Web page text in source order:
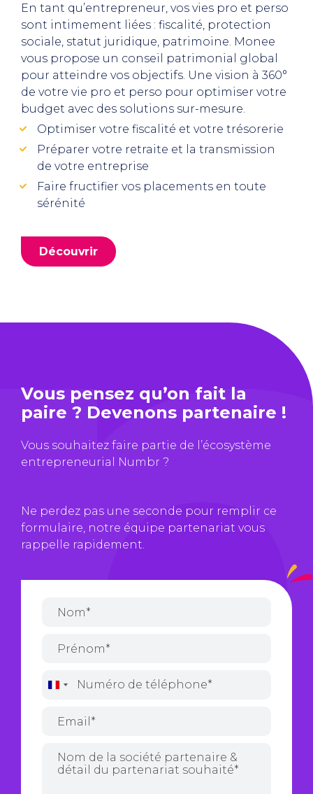
En tant qu’entrepreneur, vos vies pro et perso
sont intimement liées : fiscalité, protection
sociale, statut juridique, patrimoine. Monee
vous propose un conseil patrimonial global
pour atteindre vos objectifs. Une vision à 360°
de votre vie pro et perso pour optimiser votre
budget avec des solutions sur-mesure.
Optimiser votre fiscalité et votre trésorerie
Préparer votre retraite et la transmission
de votre entreprise
Faire fructifier vos placements en toute
sérénité
Découvrir
Vous pensez qu’on fait la
paire ? Devenons partenaire !
Vous souhaitez faire partie de l’écosystème
entrepreneurial Numbr ?
Ne perdez pas une seconde pour remplir ce
formulaire, notre équipe partenariat vous
rappelle rapidement.
France